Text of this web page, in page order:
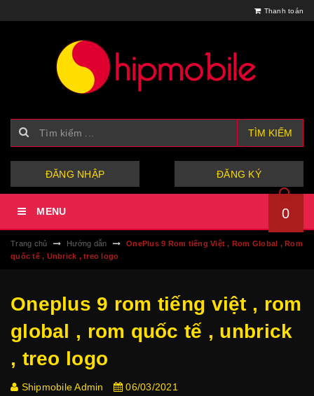
Thanh toán
TÌM KIẾM
ĐĂNG NHẬP ĐĂNG KÝ
MENU 0
Trang chủ Hướng dẫn
OnePlus 9 Rom tiếng Việt , Rom Global , Rom
quốc tế , Unbrick , treo logo
Oneplus 9 rom tiếng việt , rom
global , rom quốc tế , unbrick
, treo logo
Shipmobile Admin 06/03/2021